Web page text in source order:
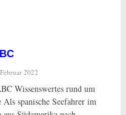
2022
Wissenswertes rund um
spanische Seefahrer im